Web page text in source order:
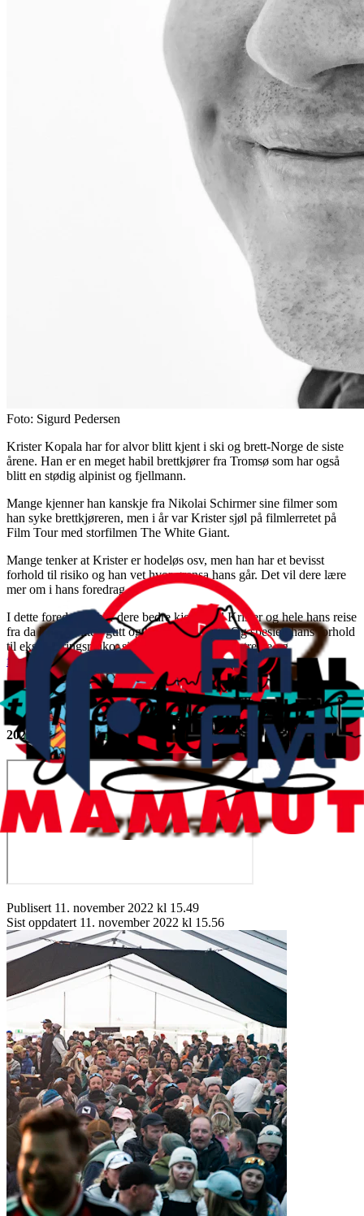
Foto: Sigurd Pedersen
Krister Kopala har for alvor blitt kjent i ski og brett-Norge de siste
årene. Han er en meget habil brettkjører fra Tromsø som har også
blitt en stødig alpinist og fjellmann.
Mange kjenner han kanskje fra Nikolai Schirmer sine filmer som
han syke brettkjøreren, men i år var Krister sjøl på filmlerretet på
Film Tour med storfilmen The White Giant.
Mange tenker at Krister er hodeløs osv, men han har et bevisst
forhold til risiko og han vet hvor grensa hans går. Det vil dere lære
mer om i hans foredrag.
I dette foredraget blir dere bedre kjent med Krister og hele hans reise
fra da han var liten gutt og ble gira på brett. Og spesielt hans forhold
til eksponeringsrisiko, sin tiltrekning til det ekstreme og
filmprosjektet The White Giant.
Foredraget er lørdag kveld kl. 19.30 i festivalteltet.
Se trailer for The White Giant som gikk på Fri Flyt Film Tour i
2022:
Publisert 11. november 2022 kl 15.49
Sist oppdatert 11. november 2022 kl 15.56